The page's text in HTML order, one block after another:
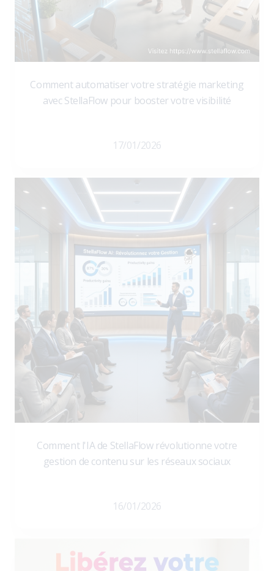
Comment automatiser votre stratégie marketing
avec StellaFlow pour booster votre visibilité
17/01/2026
Comment l'IA de StellaFlow révolutionne votre
gestion de contenu sur les réseaux sociaux
16/01/2026